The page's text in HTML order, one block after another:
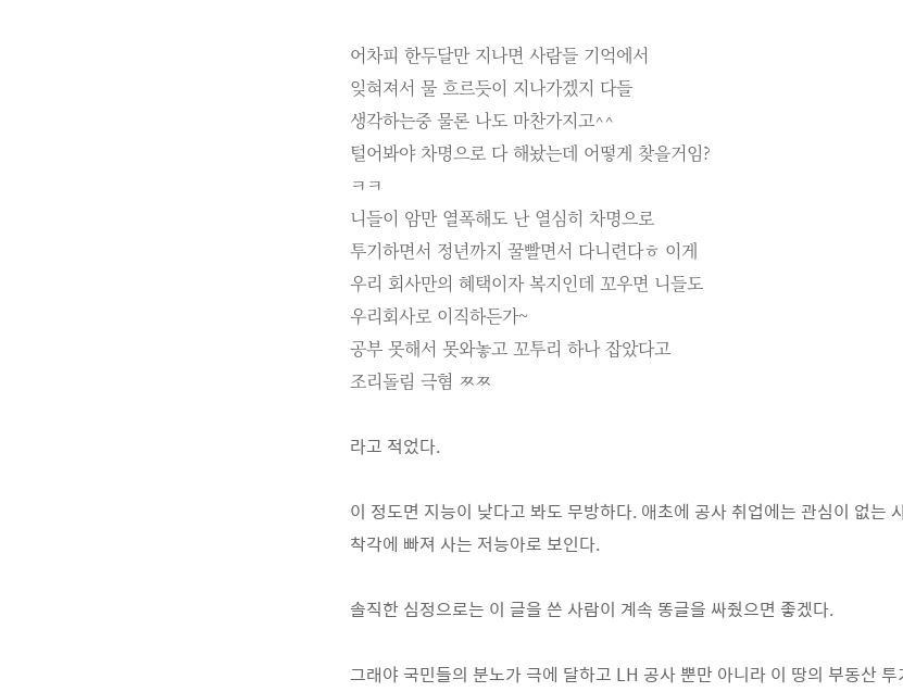
어차피 한두달만 지나면 사람들 기억에서
잊혀져서 물 흐르듯이 지나가겠지 다들
생각하는중 물론 나도 마찬가지고^^
털어봐야 차명으로 다 해놨는데 어떻게 찾을거임?
ㅋㅋ
니들이 암만 열폭해도 난 열심히 차명으로
투기하면서 정년까지 꿀빨면서 다니련다ㅎ 이게
우리 회사만의 혜택이자 복지인데 꼬우면 니들도
우리회사로 이직하든가~
공부 못해서 못와놓고 꼬투리 하나 잡았다고
조리돌림 극혐 ㅉㅉ
라고 적었다.
이 정도면 지능이 낮다고 봐도 무방하다. 애초에 공사 취업에는 관심이 없는
착각에 빠져 사는 저능아로 보인다.
솔직한 심정으로는 이 글을 쓴 사람이 계속 똥글을 싸줬으면 좋겠다.
그래야 국민들의 분노가 극에 달하고 LH 공사 뿐만 아니라 이 땅의 부동산